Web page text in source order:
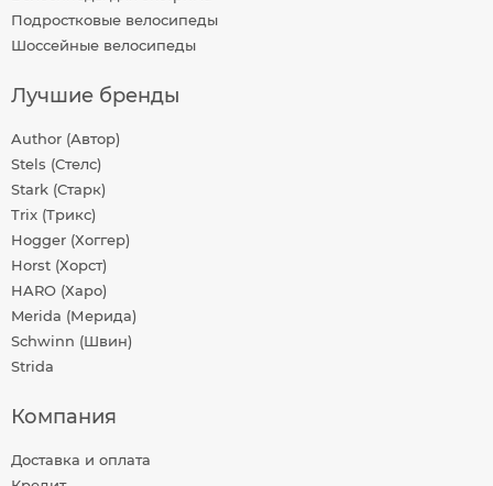
Подростковые велосипеды
Шоссейные велосипеды
Лучшие бренды
Author (Автор)
Stels (Стелс)
Stark (Старк)
Trix (Трикс)
Hogger (Хоггер)
Horst (Хорст)
HARO (Харо)
Merida (Мерида)
Schwinn (Швин)
Strida
Компания
Доставка и оплата